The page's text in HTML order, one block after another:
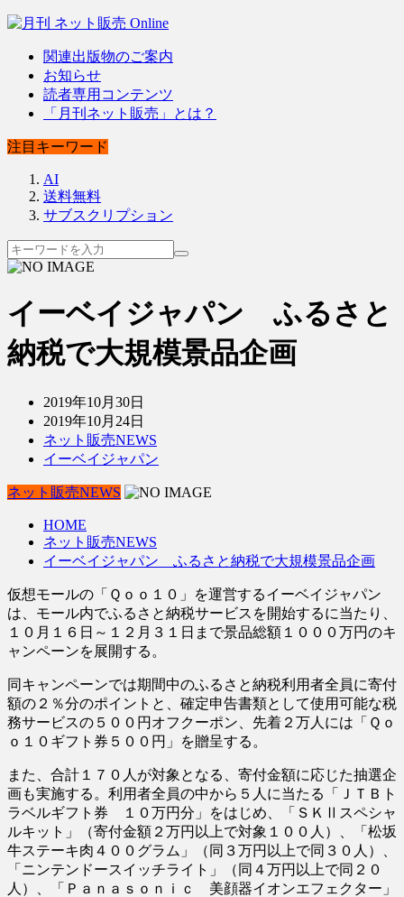
関連出版物のご案内
お知らせ
読者専用コンテンツ
「月刊ネット販売」とは？
注目キーワード
AI
送料無料
サブスクリプション
イーベイジャパン ふるさと
納税で大規模景品企画
2019年10月30日
2019年10月24日
ネット販売NEWS
イーベイジャパン
ネット販売NEWS
HOME
ネット販売NEWS
イーベイジャパン ふるさと納税で大規模景品企画
仮想モールの「Ｑｏｏ１０」を運営するイーベイジャパン
は、モール内でふるさと納税サービスを開始するに当たり、
１０月１６日～１２月３１日まで景品総額１０００万円のキ
ャンペーンを展開する。
同キャンペーンでは期間中のふるさと納税利用者全員に寄付
額の２％分のポイントと、確定申告書類として使用可能な税
務サービスの５００円オフクーポン、先着２万人には「Ｑｏ
ｏ１０ギフト券５００円」を贈呈する。
また、合計１７０人が対象となる、寄付金額に応じた抽選企
画も実施する。利用者全員の中から５人に当たる「ＪＴＢト
ラベルギフト券 １０万円分」をはじめ、「ＳＫⅡスペシャ
ルキット」（寄付金額２万円以上で対象１００人）、「松坂
牛ステーキ肉４００グラム」（同３万円以上で同３０人）、
「ニンテンドースイッチライト」（同４万円以上で同２０
人）、「Ｐａｎａｓｏｎｉｃ 美顔器イオンエフェクター」